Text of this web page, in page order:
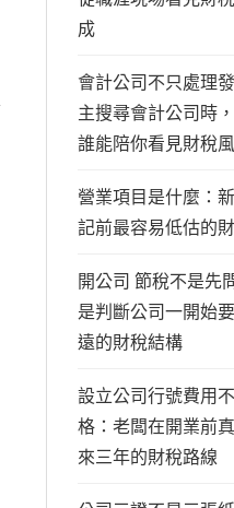
成
會計公司不只處理
主搜尋會計公司時
誰能陪你看見財稅
營業項目是什麼：
記前最容易低估的
開公司 節稅不是先
是判斷公司一開始
遠的財稅結構
設立公司行號費用
格：老闆在開業前
來三年的財稅路線